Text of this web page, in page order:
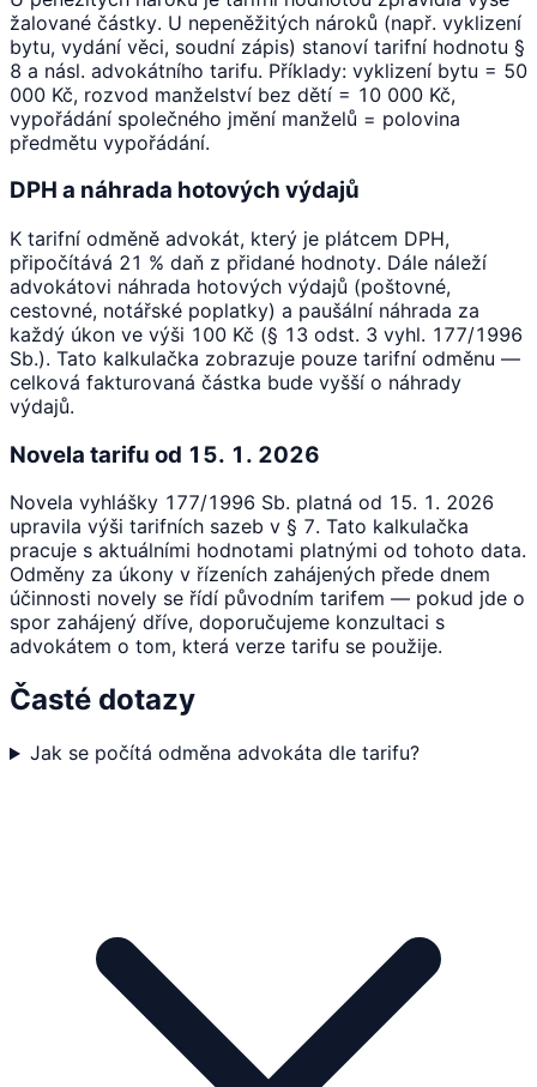
žalované částky. U nepeněžitých nároků (např. vyklizení
bytu, vydání věci, soudní zápis) stanoví tarifní hodnotu §
8 a násl. advokátního tarifu. Příklady: vyklizení bytu = 50
000 Kč, rozvod manželství bez dětí = 10 000 Kč,
vypořádání společného jmění manželů = polovina
předmětu vypořádání.
DPH a náhrada hotových výdajů
K tarifní odměně advokát, který je plátcem DPH,
připočítává 21 % daň z přidané hodnoty. Dále náleží
advokátovi náhrada hotových výdajů (poštovné,
cestovné, notářské poplatky) a paušální náhrada za
každý úkon ve výši 100 Kč (§ 13 odst. 3 vyhl. 177/1996
Sb.). Tato kalkulačka zobrazuje pouze tarifní odměnu —
celková fakturovaná částka bude vyšší o náhrady
výdajů.
Novela tarifu od 15. 1. 2026
Novela vyhlášky 177/1996 Sb. platná od 15. 1. 2026
upravila výši tarifních sazeb v § 7. Tato kalkulačka
pracuje s aktuálními hodnotami platnými od tohoto data.
Odměny za úkony v řízeních zahájených přede dnem
účinnosti novely se řídí původním tarifem — pokud jde o
spor zahájený dříve, doporučujeme konzultaci s
advokátem o tom, která verze tarifu se použije.
Časté dotazy
Jak se počítá odměna advokáta dle tarifu?